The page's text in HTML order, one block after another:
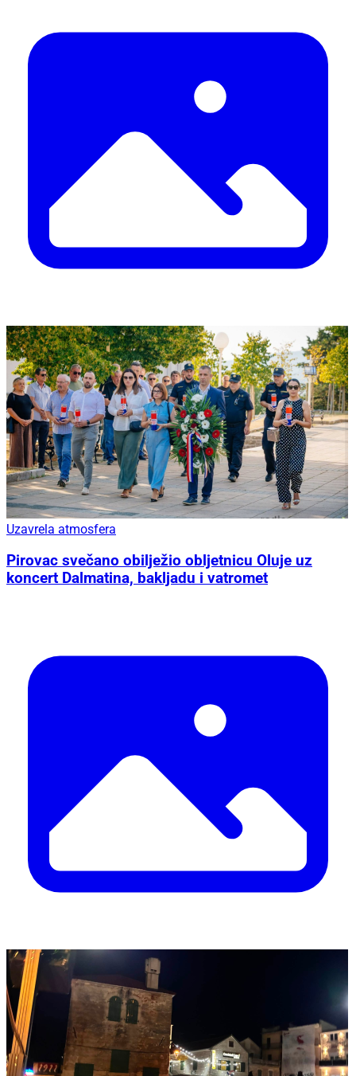
Uzavrela atmosfera
Pirovac svečano obilježio obljetnicu Oluje uz
koncert Dalmatina, bakljadu i vatromet